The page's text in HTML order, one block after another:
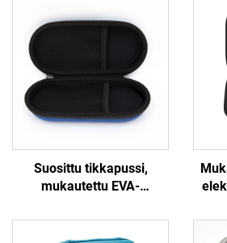
Suosittu tikkapussi,
mukautettu EVA-
kuljetuskäyttöön
tarkoitettu EVA-suljettava